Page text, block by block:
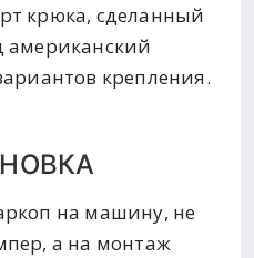
крюка, сделанный
американский
крепления.
на машину, не
а на монтаж